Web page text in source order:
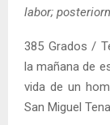
labor;
385 Grados /
la mañana de
vida de un
San Miguel